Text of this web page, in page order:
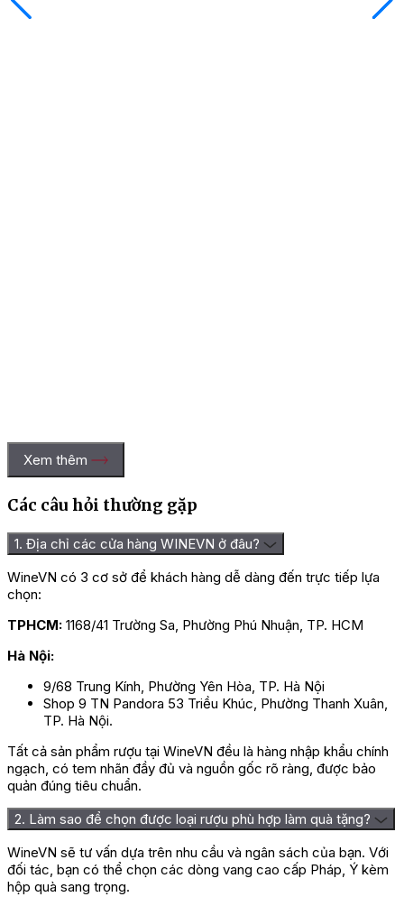
Mô Tả Hương Vị Rượu Vang Pháp
Chateau Cap De Faugeres
Rượu vangđược thiết kế dưới dạng chai thủy tinh có dung tích
750 ml, sở hữu nồng độ cồn 14%, tannin mềm mại, cấu trúc ổn
mang đến cho bạn và gia đình những phút giây thư giãn sau
những giờ học tập và làm việc căng thẳng.
Hương vị của rượu là sự hòa quyện của trái cây chín đỏ, gỗ sồi
và các nguyên liệu chất lượng cao khác tạo nên một thức uống
Xem thêm
Các câu hỏi thường gặp
1. Địa chỉ các cửa hàng WINEVN ở đâu?
WineVN có 3 cơ sở để khách hàng dễ dàng đến trực tiếp lựa
chọn:
TPHCM: 1168/41 Trường Sa, Phường Phú Nhuận, TP. HCM
Hà Nội:
9/68 Trung Kính, Phường Yên Hòa, TP. Hà Nội
Shop 9 TN Pandora 53 Triều Khúc, Phường Thanh Xuân,
TP. Hà Nội.
Tất cả sản phẩm rượu tại WineVN đều là hàng nhập khẩu chính
ngạch, có tem nhãn đầy đủ và nguồn gốc rõ ràng, được bảo
quản đúng tiêu chuẩn.
2. Làm sao để chọn được loại rượu phù hợp làm quà tặng?
WineVN sẽ tư vấn dựa trên nhu cầu và ngân sách của bạn. Với
đối tác, bạn có thể chọn các dòng vang cao cấp Pháp, Ý kèm
hộp quà sang trọng.